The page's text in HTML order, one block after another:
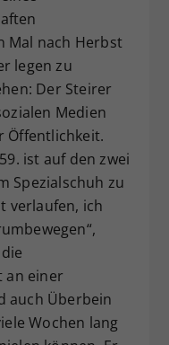
Mal nach Herbst
legen zu
Der Steirer
Medien
Öffentlichkeit.
ist auf den zwei
Spezialschuh zu
verlaufen, ich
an einer
auch Überbein
Wochen lang
Ihre Consent-
anderem eine
ID, für die
Ihrer
falls der
dies eingestellt